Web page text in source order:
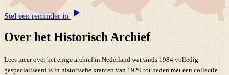
Stel een reminder in
Over het Historisch Archief
Lees meer over het enige archief in Nederland wat sinds 1984 volledig
gespecialiseerd is in historische kranten van 1920 tot heden met een collectie